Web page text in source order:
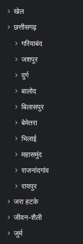
खेल
छत्तीसगढ़
गरियाबंद
जशपुर
दुर्ग
बालोद
बिलासपुर
बेमेतरा
भिलाई
महासमुंद
राजनांदगांव
रायपुर
जरा हटके
जीवन-शैली
जुर्म